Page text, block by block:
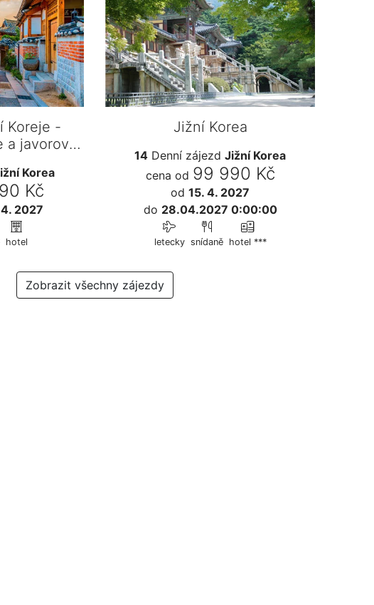
Koreje -
a javorové
Korea
Kč
2027
hotel
Jižní Korea
14 Denní zájezd Jižní Korea
cena od 99 990 Kč
od 15. 4. 2027
do 28.04.2027 0:00:00
letecky snídaně hotel ***
Zobrazit všechny zájezdy